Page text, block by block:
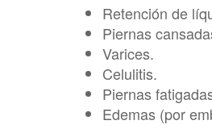
Retención de
Piernas
Varices.
Celulitis.
Piernas
Edemas (por